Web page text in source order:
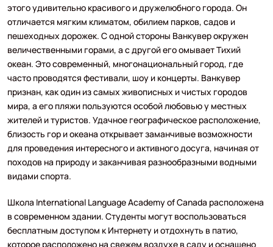
этого удивительно красивого и дружелюбного города. Он
отличается мягким климатом, обилием парков, садов и
пешеходных дорожек. С одной стороны Ванкувер окружен
величественными горами, а с другой его омывает Тихий
океан. Это современный, многонациональный город, где
часто проводятся фестивали, шоу и концерты. Ванкувер
признан, как один из самых живописных и чистых городов
мира, а его пляжи пользуются особой любовью у местных
жителей и туристов. Удачное географическое расположение,
близость гор и океана открывает заманчивые возможности
для проведения интересного и активного досуга, начиная от
походов на природу и заканчивая разнообразными водными
видами спорта.
Школа International Language Academy of Canada расположена
в современном здании. Студенты могут воспользоваться
бесплатным доступом к Интернету и отдохнуть в патио,
которое расположено на свежем воздухе в саду и оснащено